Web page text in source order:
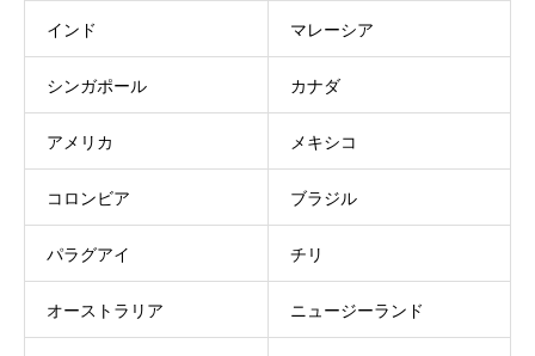
インド マレーシア
シンガポール カナダ
アメリカ メキシコ
コロンビア ブラジル
パラグアイ チリ
オーストラリア ニュージーランド